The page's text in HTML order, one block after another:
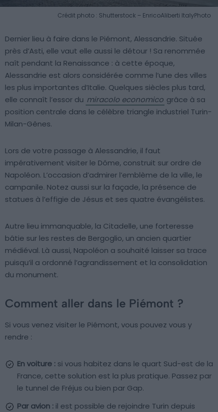
Crédit photo : Shutterstock – EnricoAliberti ItalyPhoto
Dernier lieu à faire dans le Piémont, Alessandrie. Située
près d’Asti, elle vaut elle aussi le détour ! Sa renommée
naît pendant la Renaissance : à cette époque,
Alessandrie est alors considérée comme l’une des villes
les plus importantes d’Italie. Quelques siècles plus tard,
elle connaît l’essor du miracolo economico grâce à sa
position centrale dans le célèbre triangle industriel Turin-
Milan-Gênes.
Lors de votre passage à Alessandrie, il faut
impérativement visiter le Dôme, construit sur ordre de
Napoléon. L’occasion d’admirer l’emblème de la ville, le
campanile. Notez aussi sur la façade, la présence de
statues à l’effigie de Jésus et ses quatre évangélistes.
Autre lieu immanquable, la Citadelle, une forteresse
bâtie sur les restes de Bergoglio, un ancien quartier
médiéval. Là aussi, Napoléon a souhaité laisser sa trace
puisqu’il a ordonné l’agrandissement et la consolidation
du monument.
Comment aller dans le Piémont ?
Si vous venez visiter le Piémont, vous pouvez vous y
rendre :
En voiture : si vous habitez dans le quart Sud-est de la
France, cette solution est la plus pratique. Passez par
le tunnel de Fréjus ou bien par Gap.
Par avion : il est possible de rejoindre Turin depuis